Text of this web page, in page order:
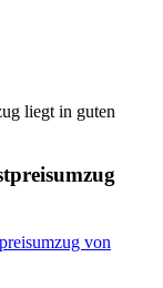
liegt in guten
von